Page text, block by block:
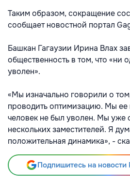
Таким образом, сокращение
сообщает новостной портал
Башкан Гагаузии Ирина Влах
общественность в том, что «ни
уволен».
«Мы изначально говорили о
проводить оптимизацию. Мы ее
человек не был уволен. Мы уже
нескольких заместителей. Я
положительная динамика», -
Подпишитесь на новости